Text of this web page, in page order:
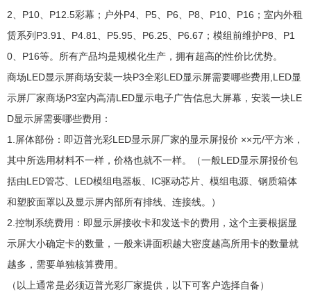
2、P10、P12.5彩幕；户外P4、P5、P6、P8、P10、P16；室内外租
赁系列P3.91、P4.81、P5.95、P6.25、P6.67；模组前维护P8、P1
0、P16等。所有产品均是规模化生产，拥有超高的性价比优势。
商场LED显示屏商场安装一块P3全彩LED显示屏需要哪些费用,LED显
示屏厂家商场P3室内高清LED显示电子广告信息大屏幕，安装一块LE
D显示屏需要哪些费用：
1.屏体部份：即迈普光彩LED显示屏厂家的显示屏报价 ××元/平方米，
其中所选用材料不一样，价格也就不一样。（一般LED显示屏报价包
括由LED管芯、LED模组电器板、IC驱动芯片、模组电源、钢质箱体
和塑胶面罩以及显示屏内部所有排线、连接线。）
2.控制系统费用：即显示屏接收卡和发送卡的费用，这个主要根据显
示屏大小确定卡的数量，一般来讲面积越大密度越高所用卡的数量就
越多，需要单独核算费用。
（以上通常是必须迈普光彩厂家提供，以下可客户选择自备）